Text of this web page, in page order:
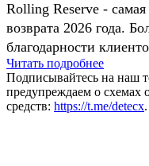
Rolling Reserve -
возврата 2026 года.
благодарности
Читать подробнее
Подписывайтесь на наш
предупреждаем о схемах
средств: https://t.me/detecx.